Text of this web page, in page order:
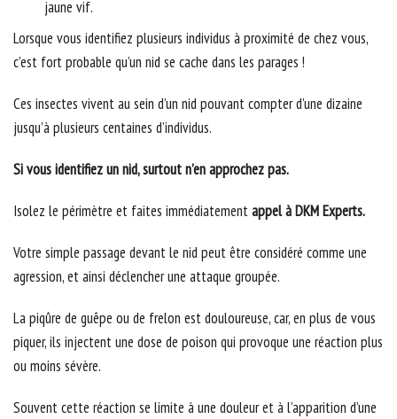
jaune vif.
Lorsque vous identifiez plusieurs individus à proximité de chez vous,
c’est fort probable qu’un nid se cache dans les parages !
Ces insectes vivent au sein d’un nid pouvant compter d’une dizaine
jusqu’à plusieurs centaines d’individus.
Si vous identifiez un nid, surtout n’en approchez pas.
Isolez le périmètre et faites immédiatementappel à DKM Experts.
Votre simple passage devant le nid peut être considéré comme une
agression, et ainsi déclencher une attaque groupée.
La piqûre de guêpe ou de frelon est douloureuse, car, en plus de vous
piquer, ils injectent une dose de poison qui provoque une réaction plus
ou moins sévère.
Souvent cette réaction se limite à une douleur et à l’apparition d’une